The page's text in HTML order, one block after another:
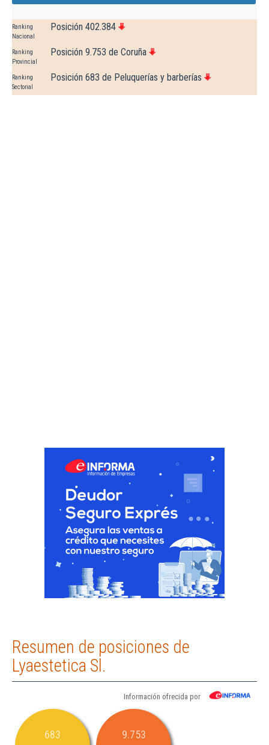
Ranking
Nacional
Posición 402.384
Ranking
Provincial
Posición 9.753 de Coruña
Ranking
Sectorial
Posición 683 de Peluquerías y barberías
Resumen de posiciones de
Lyaestetica Sl.
Información ofrecida por
683 9.753